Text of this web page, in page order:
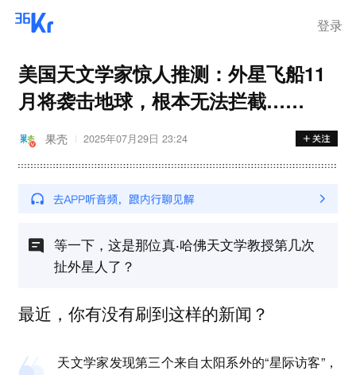
登录
美国天文学家惊人推测：外星飞船11
月将袭击地球，根本无法拦截……
果壳 2025年07月29日 23:24
等一下，这是那位真‧哈佛天文学教授第几次
扯外星人了？
最近，你有没有刷到这样的新闻？
天文学家发现第三个来自太阳系外的“星际访客”，